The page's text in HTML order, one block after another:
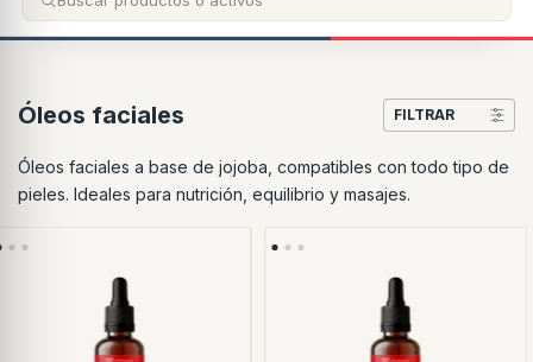
Óleos faciales FILTRAR
Óleos faciales a base de jojoba, compatibles con todo tipo de
pieles. Ideales para nutrición, equilibrio y masajes.